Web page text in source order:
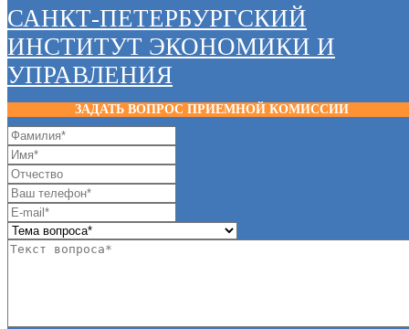
САНКТ-ПЕТЕРБУРГСКИЙ
ИНСТИТУТ ЭКОНОМИКИ И
УПРАВЛЕНИЯ
ЗАДАТЬ ВОПРОС ПРИЕМНОЙ КОМИССИИ